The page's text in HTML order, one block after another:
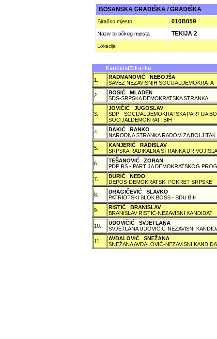
BOSANSKA GRADIŠKA / GRADIŠKA
Biračko mjesto 010B059
Naziv biračkog mjesta TEKIJA 2
Lokacija
Kandidat/Stranka
1.
RADMANOVIĆ NEBOJŠA
SAVEZ NEZAVISNIH SOCIJALDEMOKRATA
2.
BOSIĆ MLADEN
SDS-SRPSKA DEMOKRATSKA STRANKA
3.
JOVIČIĆ JUGOSLAV
SDP - SOCIJALDEMOKRATSKA PARTIJA
SOCIJALDEMOKRATI BIH
4.
BAKIĆ RANKO
NARODNA STRANKA RADOM ZA BOLJITAK
5.
KANJERIĆ RADISLAV
SRPSKA RADIKALNA STRANKA DR
6.
TEŠANOVIĆ ZORAN
PDP RS - PARTIJA DEMOKRATSKOG
7.
ÐURIĆ NEÐO
DEPOS-DEMOKRATSKI POKRET SRPSKE
8.
DRAGIČEVIĆ SLAVKO
PATRIOTSKI BLOK BOSS - SDU BIH
9.
RISTIĆ BRANISLAV
BRANISLAV RISTIĆ-NEZAVISNI KANDIDAT
10.
UDOVIČIĆ SVJETLANA
SVJETLANA UDOVIČIĆ-NEZAVISNI
11.
AVDALOVIĆ SNEŽANA
SNEŽANA AVDALOVIĆ-NEZAVISNI